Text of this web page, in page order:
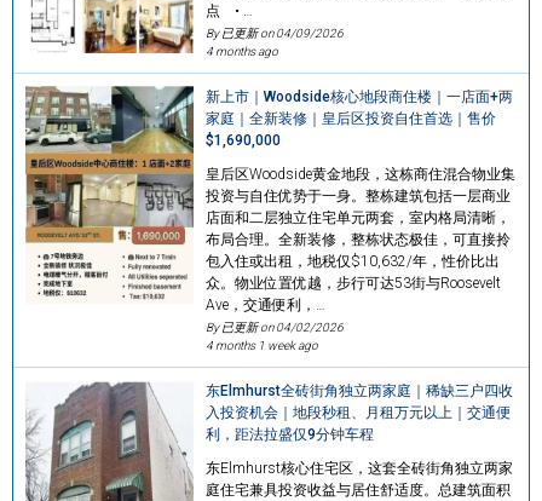
点 • …
By 已更新 on04/09/2026
4 months ago
新上市｜Woodside核心地段商住楼｜一店面+两
家庭｜全新装修｜皇后区投资自住首选｜售价
$1,690,000
皇后区Woodside黄金地段，这栋商住混合物业集
投资与自住优势于一身。整栋建筑包括一层商业
店面和二层独立住宅单元两套，室内格局清晰，
布局合理。全新装修，整栋状态极佳，可直接拎
包入住或出租，地税仅$10,632/年，性价比出
众。物业位置优越，步行可达53街与Roosevelt
Ave，交通便利，…
By 已更新 on04/02/2026
4 months 1 week ago
东Elmhurst全砖街角独立两家庭｜稀缺三户四收
入投资机会｜地段秒租、月租万元以上｜交通便
利，距法拉盛仅9分钟车程
东Elmhurst核心住宅区，这套全砖街角独立两家
庭住宅兼具投资收益与居住舒适度。总建筑面积